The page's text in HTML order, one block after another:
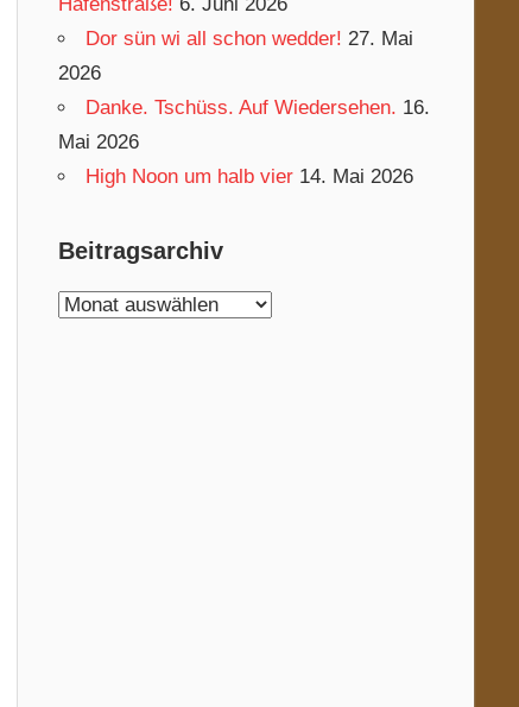
Dor sün wi all schon wedder! 27. Mai
2026
Danke. Tschüss. Auf Wiedersehen. 16.
Mai 2026
High Noon um halb vier 14. Mai 2026
Beitragsarchiv
Beitragsarchiv